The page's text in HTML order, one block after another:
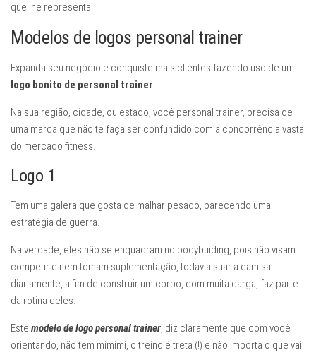
que lhe representa.
Modelos de logos personal trainer
Expanda seu negócio e conquiste mais clientes fazendo uso de um
logo bonito de personal trainer.
Na sua região, cidade, ou estado, você personal trainer, precisa de
uma marca que não te faça ser confundido com a concorrência vasta
do mercado fitness.
Logo 1
Tem uma galera que gosta de malhar pesado, parecendo uma
estratégia de guerra.
Na verdade, eles não se enquadram no bodybuiding, pois não visam
competir e nem tomam suplementação, todavia suar a camisa
diariamente, a fim de construir um corpo, com muita carga, faz parte
da rotina deles.
Este modelo de logo personal trainer, diz claramente que com você
orientando, não tem mimimi, o treino é treta (!) e não importa o que vai